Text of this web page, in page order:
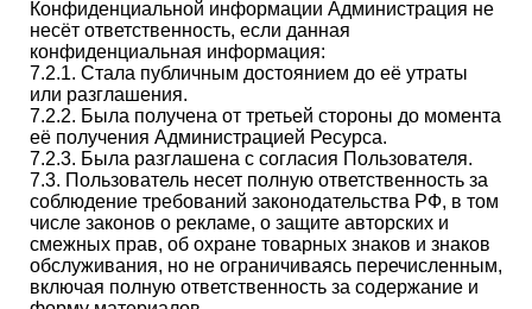
Конфиденциальной информации Администрация не
несёт ответственность, если данная
конфиденциальная информация:
7.2.1. Стала публичным достоянием до её утраты
или разглашения.
7.2.2. Была получена от третьей стороны до момента
её получения Администрацией Ресурса.
7.2.3. Была разглашена с согласия Пользователя.
7.3. Пользователь несет полную ответственность за
соблюдение требований законодательства РФ, в том
числе законов о рекламе, о защите авторских и
смежных прав, об охране товарных знаков и знаков
обслуживания, но не ограничиваясь перечисленным,
включая полную ответственность за содержание и